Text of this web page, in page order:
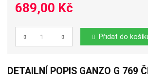
689,00 Kč
Počet Přidat do
DETAILNÍ POPIS GANZO G 769